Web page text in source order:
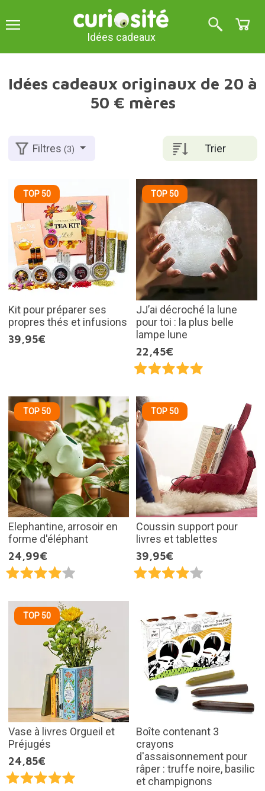
Idées cadeaux
Idées cadeaux originaux de 20 à
50 € mères
Trier
Filtres(3)
TOP 50
Kit pour préparer ses
propres thés et infusions
39,95€
TOP 50
JJ’ai décroché la lune
pour toi : la plus belle
lampe lune
22,45€
TOP 50
Elephantine, arrosoir en
forme d'éléphant
24,99€
TOP 50
Coussin support pour
livres et tablettes
39,95€
TOP 50
Vase à livres Orgueil et
Préjugés
24,85€
Boîte contenant 3
crayons
d'assaisonnement pour
râper : truffe noire, basilic
et champignons